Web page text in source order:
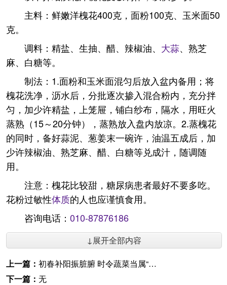
主料：鲜嫩洋槐花400克，面粉100克、玉米面50
克。
调料：精盐、生抽、醋、辣椒油、 大蒜、熟芝
麻、白糖等。
制法：1.面粉和玉米面混匀后放入盆内备用；将
槐花洗净，沥水后，分批逐次掺入混合粉内，充分拌
匀，加少许精盐，上笼屉，铺白纱布，隔水，用旺火
蒸熟（15～20分钟），蒸熟放入盘内放凉。2.蒸槐花
的同时，备好蒜泥、葱姜末一碗许，油温五成后，加
少许辣椒油、熟芝麻、醋、白糖等兑成汁，随调随
用。
注意：槐花比较甜，糖尿病患者最好不要多吃。
花粉过敏性体质的人也应谨慎食用。
咨询电话： 010-87876186
↓展开全部内容
上一篇： 初春补阳振脏腑 时令蔬菜当属“韭”
下一篇： 无